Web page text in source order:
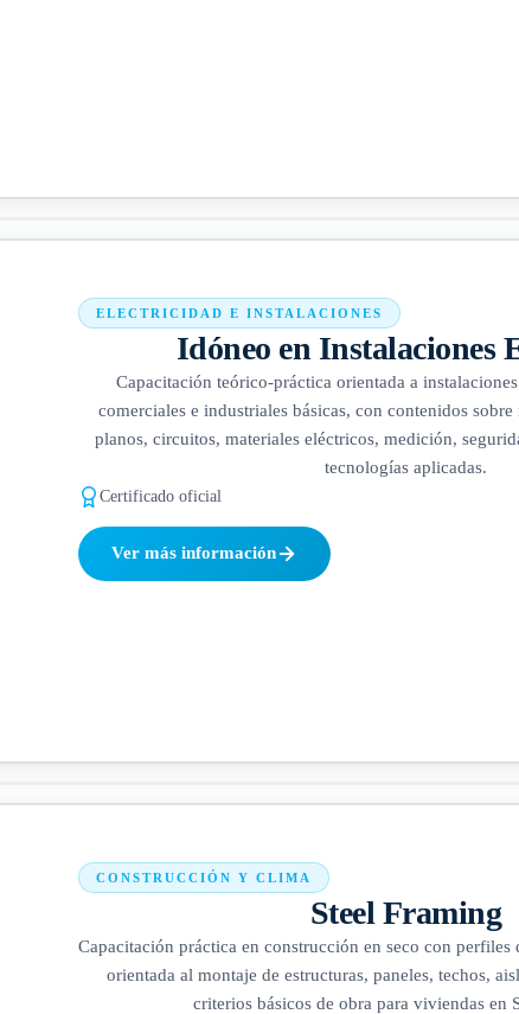
ELECTRICIDAD E INSTALACIONES
Idóneo en Instalaciones
Capacitación teórico-práctica orientada a
comerciales e industriales básicas, con contenidos
planos, circuitos, materiales eléctricos, medición,
tecnologías aplicadas.
Certificado oficial
Ver más información
CONSTRUCCIÓN Y CLIMA
Steel Framing
Capacitación práctica en construcción en seco con
orientada al montaje de estructuras, paneles, techos,
criterios básicos de obra para viviendas en